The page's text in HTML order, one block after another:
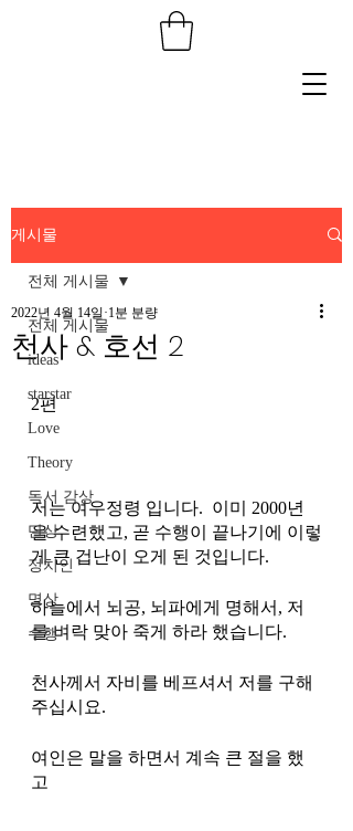
게시물
전체 게시물
ideas
starstar
Love
Theory
독서 감상
단상
정치인
명상
수행
전체 게시물
천사 & 호선 2
2022년 4월 14일 1분 분량
2편
저는 여우정령 입니다.  이미 2000년
을 수련했고, 곧 수행이 끝나기에 이렇
게 큰 겁난이 오게 된 것입니다.
하늘에서 뇌공, 뇌파에게 명해서, 저
를 벼락 맞아 죽게 하라 했습니다.
천사께서 자비를 베프셔서 저를 구해
주십시요.
여인은 말을 하면서 계속 큰 절을 했
고